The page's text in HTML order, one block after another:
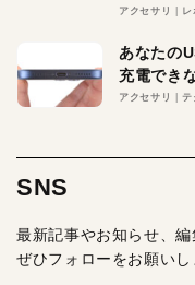
アクセサリ レ
あなたの
充電でき
アクセサリ テ
SNS
最新記事やお知らせ、
ぜひフォローをお願いし